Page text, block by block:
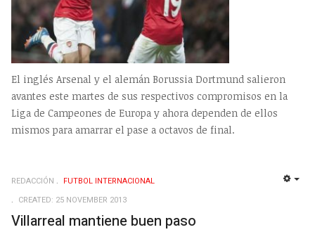
El inglés Arsenal y el alemán Borussia Dortmund salieron
avantes este martes de sus respectivos compromisos en la
Liga de Campeones de Europa y ahora dependen de ellos
mismos para amarrar el pase a octavos de final.
REDACCIÓN
FUTBOL INTERNACIONAL
CREATED: 25 NOVEMBER 2013
Villarreal mantiene buen paso